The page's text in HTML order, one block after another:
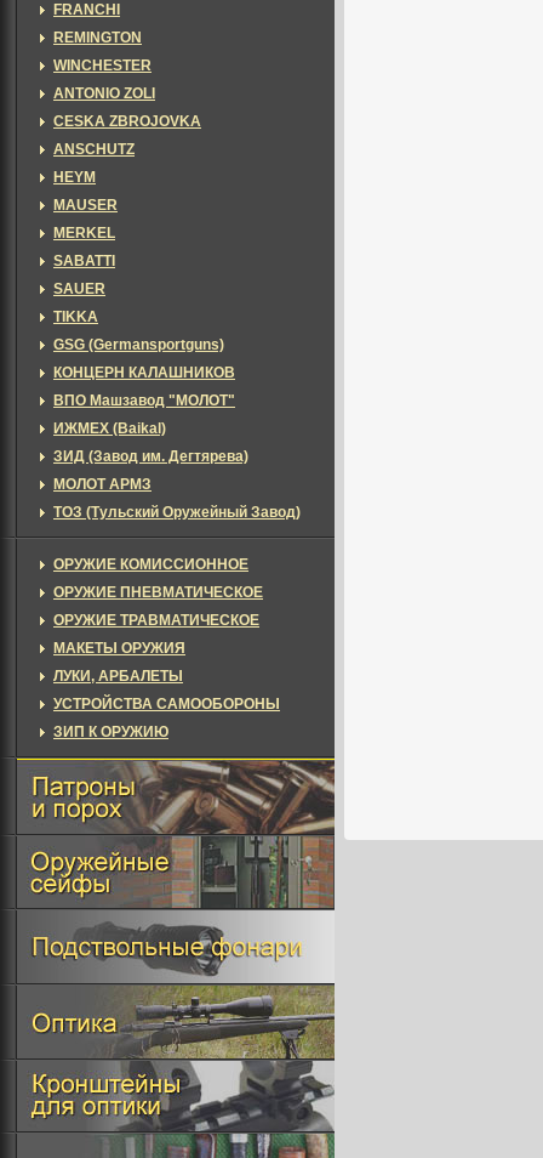
FRANCHI
REMINGTON
WINCHESTER
ANTONIO ZOLI
CESKA ZBROJOVKA
ANSCHUTZ
HEYM
MAUSER
MERKEL
SABATTI
SAUER
TIKKA
GSG (Germansportguns)
КОНЦЕРН КАЛАШНИКОВ
ВПО Машзавод "МОЛОТ"
ИЖМЕХ (Baikal)
ЗИД (Завод им. Дегтярева)
МОЛОТ АРМЗ
ТОЗ (Тульский Оружейный Завод)
ОРУЖИЕ КОМИССИОННОЕ
ОРУЖИЕ ПНЕВМАТИЧЕСКОЕ
ОРУЖИЕ ТРАВМАТИЧЕСКОЕ
МАКЕТЫ ОРУЖИЯ
ЛУКИ, АРБАЛЕТЫ
УСТРОЙСТВА САМООБОРОНЫ
ЗИП К ОРУЖИЮ